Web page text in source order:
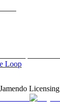
Loop
Jamendo Licensing